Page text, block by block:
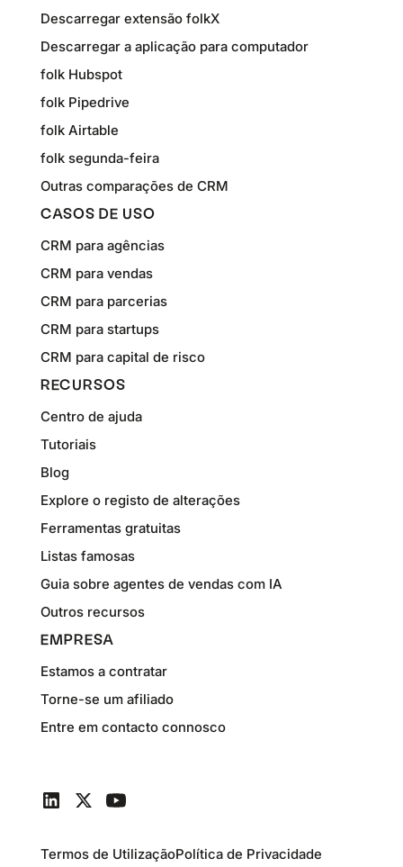
Descarregar extensão folkX
Descarregar a aplicação para computador
folk Hubspot
folk Pipedrive
folk Airtable
folk segunda-feira
Outras comparações de CRM
CASOS DE USO
CRM para agências
CRM para vendas
CRM para parcerias
CRM para startups
CRM para capital de risco
RECURSOS
Centro de ajuda
Tutoriais
Blog
Explore o registo de alterações
Ferramentas gratuitas
Listas famosas
Guia sobre agentes de vendas com IA
Outros recursos
EMPRESA
Estamos a contratar
Torne-se um afiliado
Entre em contacto connosco
Termos de UtilizaçãoPolítica de Privacidade